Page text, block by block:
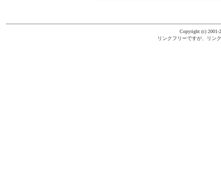
Copyright (c) 2001-
リンクフリーですが、リン